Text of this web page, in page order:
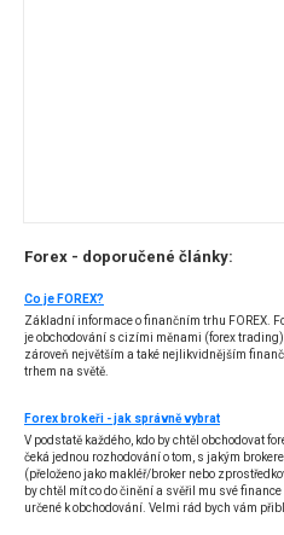
Forex - doporučené články:
Co je FOREX?
Základní informace o finančním trhu FOREX.
je obchodování s cizími měnami (forex
zároveň největším a také nejlikvidnějším
trhem na světě.
Forex brokeři - jak správně vybrat
V podstatě každého, kdo by chtěl obchodovat
čeká jednou rozhodování o tom, s jakým
(přeloženo jako makléř/broker nebo
by chtěl mít co do činění a svěřil mu své finance
určené k obchodování. Velmi rád bych vám